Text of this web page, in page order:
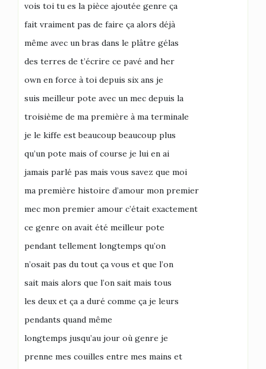
vois toi tu es la pièce ajoutée genre ça
fait vraiment pas de faire ça alors déjà
même avec un bras dans le plâtre gélas
des terres de t’écrire ce pavé and her
own en force à toi depuis six ans je
suis meilleur pote avec un mec depuis la
troisième de ma première à ma terminale
je le kiffe est beaucoup beaucoup plus
qu’un pote mais of course je lui en ai
jamais parlé pas mais vous savez que moi
ma première histoire d’amour mon premier
mec mon premier amour c’était exactement
ce genre on avait été meilleur pote
pendant tellement longtemps qu’on
n’osait pas du tout ça vous et que l’on
sait mais alors que l’on sait mais tous
les deux et ça a duré comme ça je leurs
pendants quand même
longtemps jusqu’au jour où genre je
prenne mes couilles entre mes mains et